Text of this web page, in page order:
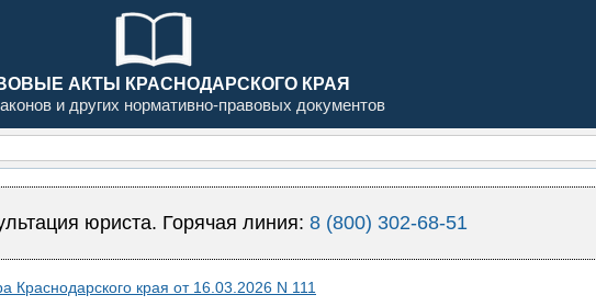
АКТЫ КРАСНОДАРСКОГО КРАЯ
и других нормативно-правовых документов
юриста. Горячая линия: 8 (800) 302-68-51
Краснодарского края от 16.03.2026 N 111